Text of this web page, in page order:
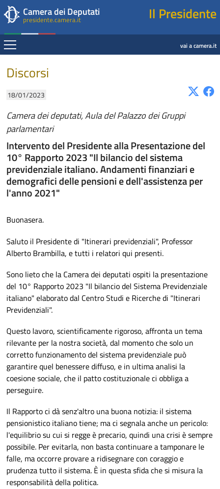
Presidente della Camera dei Deputati
Salta al contenuto principale
Salta al menu di navigazione
Camera dei Deputati
presidente.camera.it Il Presidente
Espandi vai a camera.it
Contenuto
Discorsi
18/01/2023
Camera dei deputati, Aula del Palazzo dei Gruppi
parlamentari
Intervento del Presidente alla Presentazione del
10° Rapporto 2023 "Il bilancio del sistema
previdenziale italiano. Andamenti finanziari e
demografici delle pensioni e dell'assistenza per
l'anno 2021"
Buonasera.
Saluto il Presidente di "Itinerari previdenziali", Professor
Alberto Brambilla, e tutti i relatori qui presenti.
Sono lieto che la Camera dei deputati ospiti la presentazione
del 10° Rapporto 2023 "Il bilancio del Sistema Previdenziale
italiano" elaborato dal Centro Studi e Ricerche di "Itinerari
Previdenziali".
Questo lavoro, scientificamente rigoroso, affronta un tema
rilevante per la nostra società, dal momento che solo un
corretto funzionamento del sistema previdenziale può
garantire quel benessere diffuso, e in ultima analisi la
coesione sociale, che il patto costituzionale ci obbliga a
perseguire.
Il Rapporto ci dà senz'altro una buona notizia: il sistema
pensionistico italiano tiene; ma ci segnala anche un pericolo:
l'equilibrio su cui si regge è precario, quindi una crisi è sempre
possibile. Per evitarla, non basta continuare a tamponare le
falle, ma occorre provare a ridisegnare con coraggio e
prudenza tutto il sistema. È in questa sfida che si misura la
responsabilità della politica.
Fine contenuto
Navigazione pagine di servizio
Fine pagina
Salta al contenuto principale
Salta al menu di navigazione
Vai a inizio pagina